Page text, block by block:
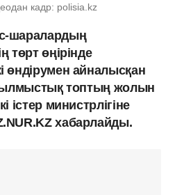
кадр: polisia.kz
шаралардың
төрт өңірінде
өндірумен айналысқан
қылмыстық топтың жолын
істер министрлігіне
хабарлайды.